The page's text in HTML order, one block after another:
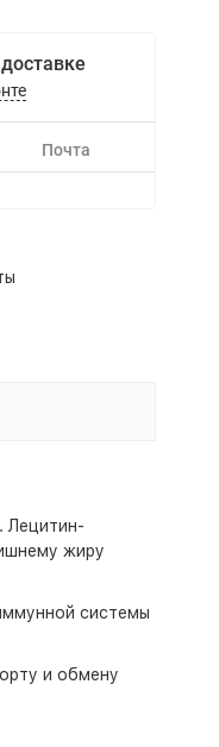
Почта
Лецитин-
жиру
системы
и обмену